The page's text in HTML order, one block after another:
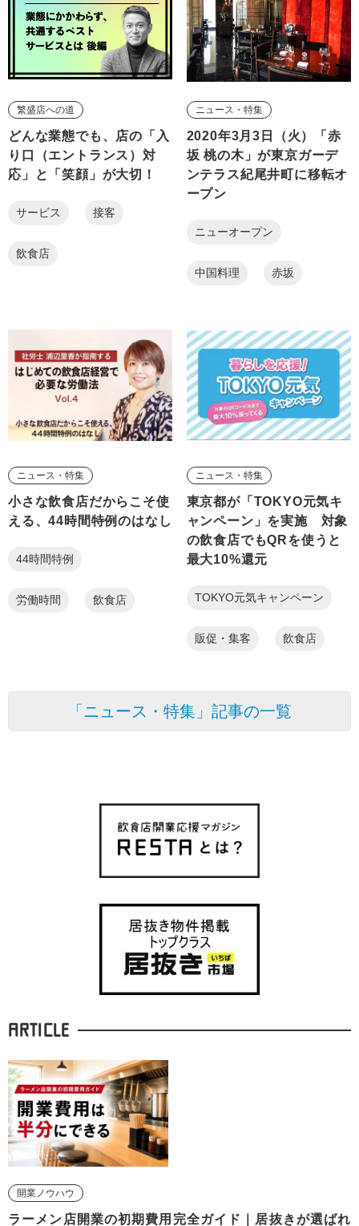
繁盛店への道
どんな業態でも、店の「入
り口（エントランス）対
応」と「笑顔」が大切！
サービス 接客
飲食店
ニュース・特集
2020年3月3日（火）「赤
坂 桃の木」が東京ガーデ
ンテラス紀尾井町に移転オ
ープン
ニューオープン
中国料理 赤坂
ニュース・特集
小さな飲食店だからこそ使
える、44時間特例のはなし
44時間特例
労働時間 飲食店
ニュース・特集
東京都が「TOKYO元気キ
ャンペーン」を実施 対象
の飲食店でもQRを使うと
最大10%還元
TOKYO元気キャンペーン
販促・集客 飲食店
「ニュース・特集」記事の一覧
ARTICLE
開業ノウハウ
ラーメン店開業の初期費用完全ガイド｜居抜きが選ばれ